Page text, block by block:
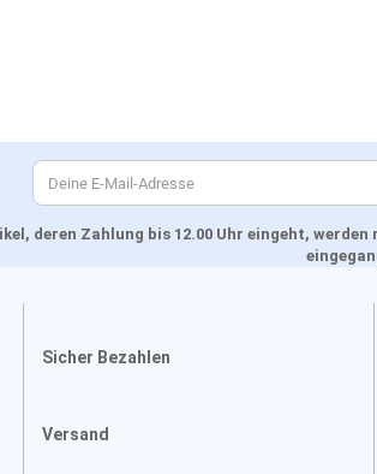
deren Zahlung bis 12.00 Uhr eingeht,
Sicher Bezahlen
Versand